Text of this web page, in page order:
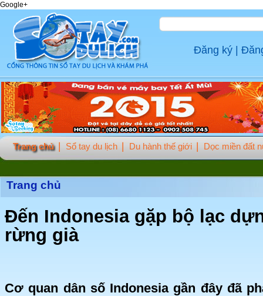
Google+
Đăng ký
Trang chủ Sổ tay du lịch Du hành thế giới Dọc miền đất
Trang chủ
Đến Indonesia gặp bộ lạc
rừng già
Cơ quan dân số Indonesia gần đây đã